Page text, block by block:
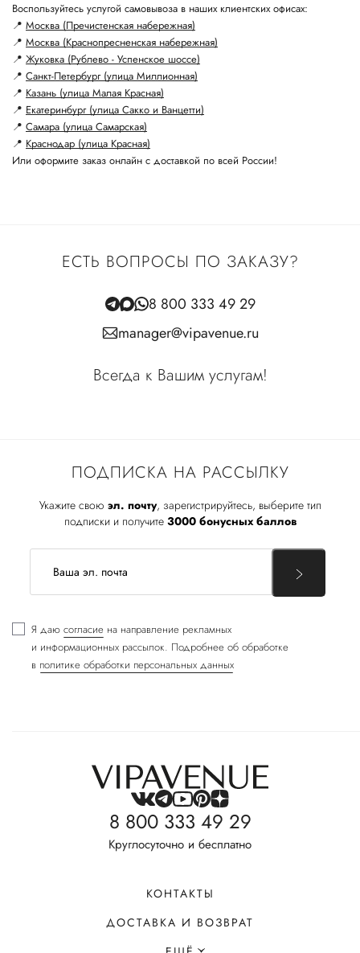
Воспользуйтесь услугой самовывоза в наших клиентских офисах:
📍 Москва (Пречистенская набережная)
📍 Москва (Краснопресненская набережная)
📍 Жуковка (Рублево - Успенское шоссе)
📍 Санкт-Петербург (улица Миллионная)
📍 Казань (улица Малая Красная)
📍 Екатеринбург (улица Сакко и Ванцетти)
📍 Самара (улица Самарская)
📍 Краснодар (улица Красная)
Или оформите заказ онлайн с доставкой по всей России!
ПОДПИСКА НА РАССЫЛКУ
Укажите свою эл. почту, зарегистрируйтесь, выберите тип
подписки и получите 3000 бонусных баллов
Я даю согласие на направление рекламных
и информационных рассылок. Подробнее об обработке
в политике обработки персональных данных
ЕСТЬ ВОПРОСЫ ПО ЗАКАЗУ?
8 800 333 49 29
manager@vipavenue.ru
Всегда к Вашим услугам!
8 800 333 49 29
Круглосуточно и бесплатно
КОНТАКТЫ
ДОСТАВКА И ВОЗВРАТ